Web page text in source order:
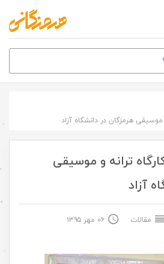
موسیقی هرمزگان در دانشگاه آزاد
ترانه و موسیقی
آزاد
مقالات ۰۶ مهر ۱۳۹۵